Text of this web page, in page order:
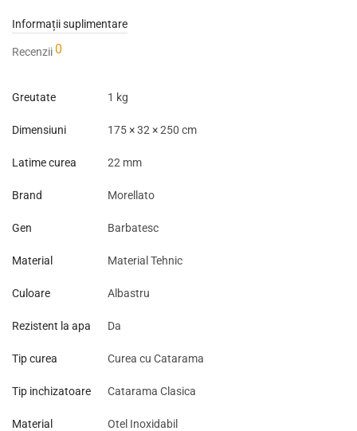
Informații suplimentare
Recenzii 0
Greutate 1 kg
Dimensiuni 175 × 32 × 250 cm
Latime curea 22 mm
Brand Morellato
Gen Barbatesc
Material Material Tehnic
Culoare Albastru
Rezistent la apa Da
Tip curea Curea cu Catarama
Tip inchizatoare Catarama Clasica
Material
Otel Inoxidabil